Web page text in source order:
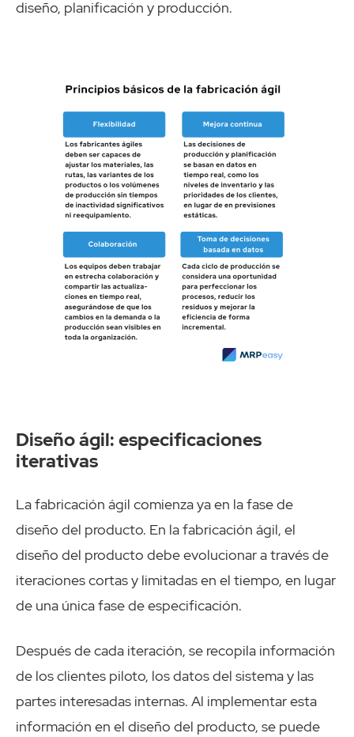
diseño, planificación y producción.
Diseño ágil: especificaciones
iterativas
La fabricación ágil comienza ya en la fase de
diseño del producto. En la fabricación ágil, el
diseño del producto debe evolucionar a través de
iteraciones cortas y limitadas en el tiempo, en lugar
de una única fase de especificación.
Después de cada iteración, se recopila información
de los clientes piloto, los datos del sistema y las
partes interesadas internas. Al implementar esta
información en el diseño del producto, se puede